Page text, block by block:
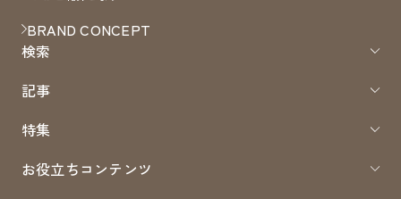
BRAND CONCEPT
検索
記事
特集
お役立ちコンテンツ